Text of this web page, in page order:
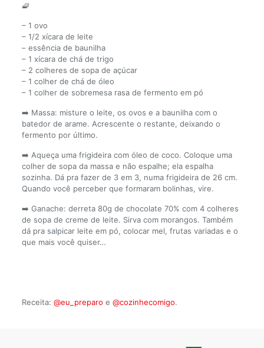
🧇
– 1 ovo
– 1/2 xícara de leite
– essência de baunilha
– 1 xícara de chá de trigo
– 2 colheres de sopa de açúcar
– 1 colher de chá de óleo
– 1 colher de sobremesa rasa de fermento em pó
➡️ Massa: misture o leite, os ovos e a baunilha com o
batedor de arame. Acrescente o restante, deixando o
fermento por último.
➡️ Aqueça uma frigideira com óleo de coco. Coloque uma
colher de sopa da massa e não espalhe; ela espalha
sozinha. Dá pra fazer de 3 em 3, numa frigideira de 26 cm.
Quando você perceber que formaram bolinhas, vire.
➡️ Ganache: derreta 80g de chocolate 70% com 4 colheres
de sopa de creme de leite. Sirva com morangos. Também
dá pra salpicar leite em pó, colocar mel, frutas variadas e o
que mais você quiser…
Receita: @eu_preparo e @cozinhecomigo.